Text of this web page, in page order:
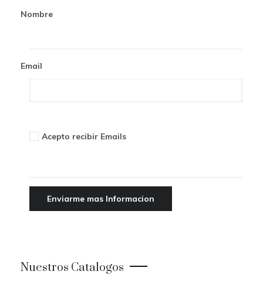
Nombre
Email
Acepto recibir Emails
Nuestros Catalogos